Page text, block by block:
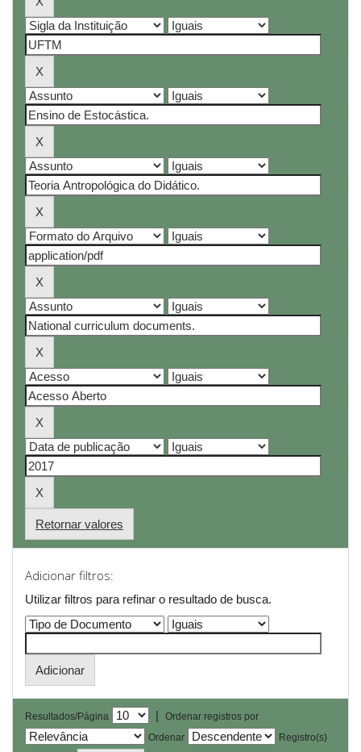
Retornar valores
Adicionar filtros:
Utilizar filtros para refinar o resultado de busca.
Resultados/Página |
Ordenar registros por
Ordenar
Registro(s)